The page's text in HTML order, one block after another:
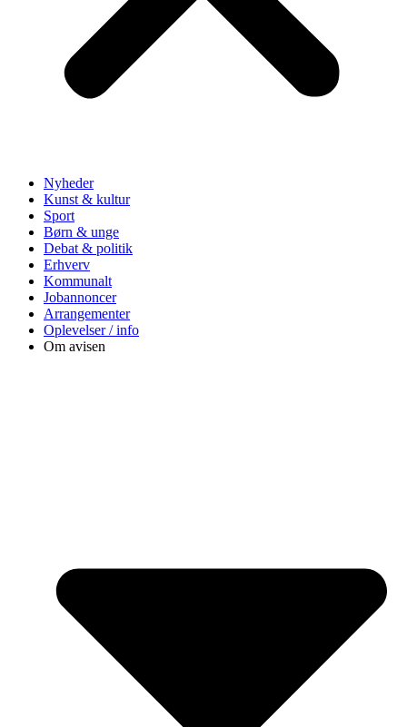
Nyheder
Kunst & kultur
Sport
Børn & unge
Debat & politik
Erhverv
Kommunalt
Jobannoncer
Arrangementer
Oplevelser / info
Om avisen